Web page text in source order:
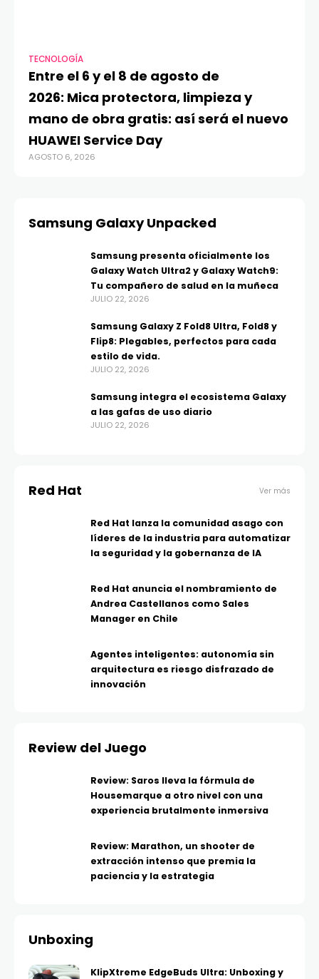
TECNOLOGÍA
Entre el 6 y el 8 de agosto de
2026: Mica protectora, limpieza y
mano de obra gratis: así será el nuevo
HUAWEI Service Day
AGOSTO 6, 2026
Samsung Galaxy Unpacked
Samsung presenta oficialmente los
Galaxy Watch Ultra2 y Galaxy Watch9:
Tu compañero de salud en la muñeca
JULIO 22, 2026
Samsung Galaxy Z Fold8 Ultra, Fold8 y
Flip8: Plegables, perfectos para cada
estilo de vida.
JULIO 22, 2026
Samsung integra el ecosistema Galaxy
a las gafas de uso diario
JULIO 22, 2026
Red Hat Ver más
Red Hat lanza la comunidad asago con
líderes de la industria para automatizar
la seguridad y la gobernanza de IA
Red Hat anuncia el nombramiento de
Andrea Castellanos como Sales
Manager en Chile
Agentes inteligentes: autonomía sin
arquitectura es riesgo disfrazado de
innovación
Review del Juego
Review: Saros lleva la fórmula de
Housemarque a otro nivel con una
experiencia brutalmente inmersiva
Review: Marathon, un shooter de
extracción intenso que premia la
paciencia y la estrategia
Unboxing
KlipXtreme EdgeBuds Ultra: Unboxing y